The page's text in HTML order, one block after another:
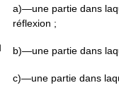
a)—une partie dans
réflexion ;
b)—une partie dans
c)—une partie dans